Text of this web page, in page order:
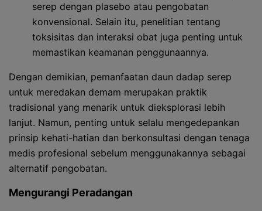
serep dengan plasebo atau pengobatan
konvensional. Selain itu, penelitian tentang
toksisitas dan interaksi obat juga penting untuk
memastikan keamanan penggunaannya.
Dengan demikian, pemanfaatan daun dadap serep
untuk meredakan demam merupakan praktik
tradisional yang menarik untuk dieksplorasi lebih
lanjut. Namun, penting untuk selalu mengedepankan
prinsip kehati-hatian dan berkonsultasi dengan tenaga
medis profesional sebelum menggunakannya sebagai
alternatif pengobatan.
Mengurangi Peradangan